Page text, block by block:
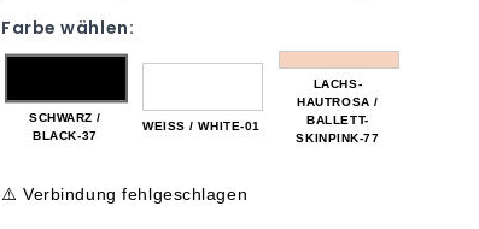
Farbe wählen:
SCHWARZ /
BLACK-37
WEISS / WHITE-01
LACHS-
HAUTROSA /
BALLETT-
SKINPINK-77
⚠️ Verbindung fehlgeschlagen